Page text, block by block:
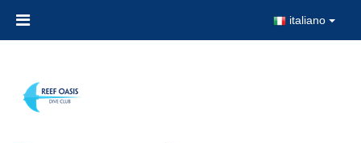
italiano